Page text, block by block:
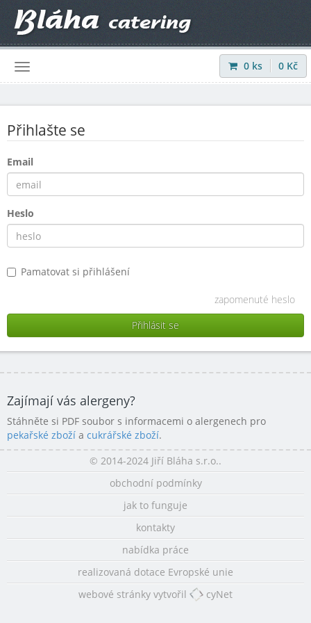
Přihlásit |Registrovat
0 ks 0 Kč
Přihlašte se
Email
Heslo
Pamatovat si přihlášení
zapomenuté heslo
Zajímají vás alergeny?
Stáhněte si PDF soubor s informacemi o alergenech pro
pekařské zboží a cukrářské zboží.
© 2014-2024 Jiří Bláha s.r.o..
obchodní podmínky
jak to funguje
kontakty
nabídka práce
realizovaná dotace Evropské unie
webové stránky vytvořil
cyNet